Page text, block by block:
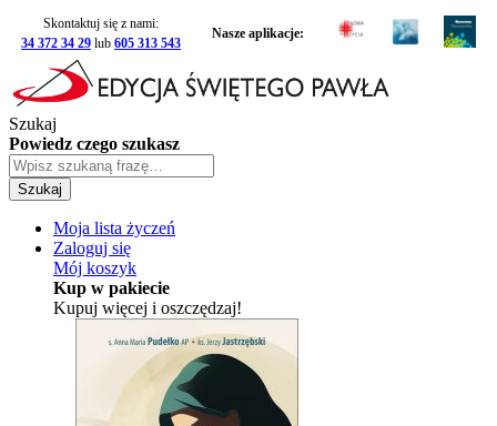
Skontaktuj się z nami:
34 372 34 29 lub 605 313 543
Nasze aplikacje:
Szukaj
Powiedz czego szukasz
Szukaj
Moja lista życzeń
Zaloguj się
Mój koszyk
Kup w pakiecie
Kupuj więcej i oszczędzaj!